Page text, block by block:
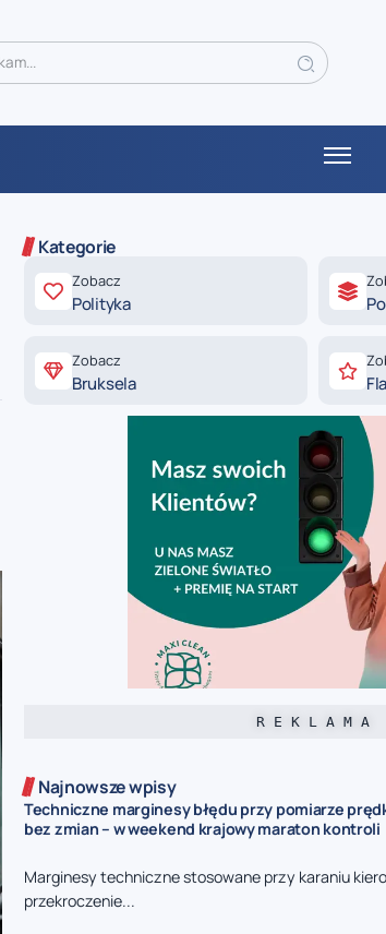
Kategorie
Zobacz
Polityka
Zobacz
Bruksela
R E K L A M A
Najnowsze wpisy
Techniczne marginesy błędu przy pomiarze
bez zmian – w weekend krajowy maraton kontroli
Marginesy techniczne stosowane przy karaniu
przekroczenie...